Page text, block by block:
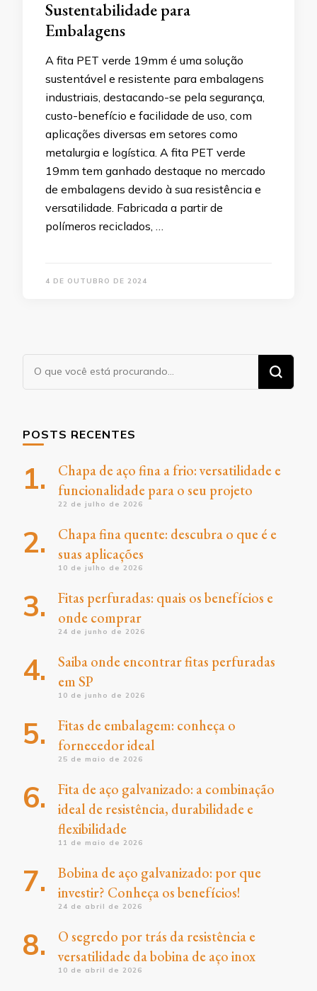
Sustentabilidade para
Embalagens
A fita PET verde 19mm é uma solução
sustentável e resistente para embalagens
industriais, destacando-se pela segurança,
custo-benefício e facilidade de uso, com
aplicações diversas em setores como
metalurgia e logística. A fita PET verde
19mm tem ganhado destaque no mercado
de embalagens devido à sua resistência e
versatilidade. Fabricada a partir de
polímeros reciclados, …
4 DE OUTUBRO DE 2024
Procurando
algo?
POSTS RECENTES
Chapa de aço fina a frio: versatilidade e
funcionalidade para o seu projeto
22 de julho de 2026
Chapa fina quente: descubra o que é e
suas aplicações
10 de julho de 2026
Fitas perfuradas: quais os benefícios e
onde comprar
24 de junho de 2026
Saiba onde encontrar fitas perfuradas
em SP
10 de junho de 2026
Fitas de embalagem: conheça o
fornecedor ideal
25 de maio de 2026
Fita de aço galvanizado: a combinação
ideal de resistência, durabilidade e
flexibilidade
11 de maio de 2026
Bobina de aço galvanizado: por que
investir? Conheça os benefícios!
24 de abril de 2026
O segredo por trás da resistência e
versatilidade da bobina de aço inox
10 de abril de 2026